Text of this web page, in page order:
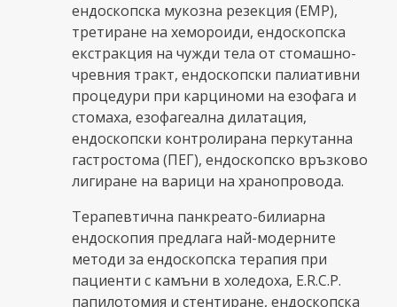
ендоскопска мукозна резекция (ЕМР),
третиране на хемороиди, ендоскопска
екстракция на чужди тела от стомашно-
чревния тракт, ендоскопски палиативни
процедури при карциноми на езофага и
стомаха, езофагеална дилатация,
ендоскопски контролирана перкутанна
гастростома (ПЕГ), ендоскопско връзково
лигиране на варици на хранопровода.
Терапевтична панкреато-билиарна
ендоскопия предлага най-модерните
методи за ендоскопска терапия при
пациенти с камъни в холедоха, E.R.C.P.
папилотомия и стентиране, ендоскопска